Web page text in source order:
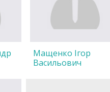
Мащенко Ігор
Васильович